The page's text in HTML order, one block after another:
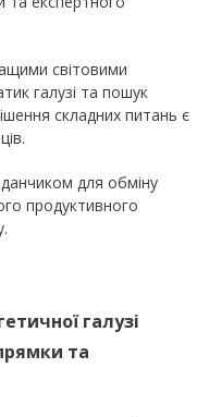
світовими
галузі та пошук
складних питань є
для обміну
продуктивного
галузі
та